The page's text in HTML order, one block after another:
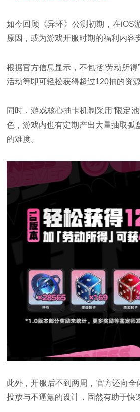
如今回顾《异环》公测初期，在iOS
原因，或为游戏开服时期的福利内容
根据官方信息显示，不包括“劳动所
活动等即可轻松获得超过120抽的资源
同时，游戏核心抽卡机制采用“限定
色，游戏内也有定期产出大量抽取弧
的难度。
此外，开服后不到两周，官方还向全
投放与不逼氪的设计，固然有助于快